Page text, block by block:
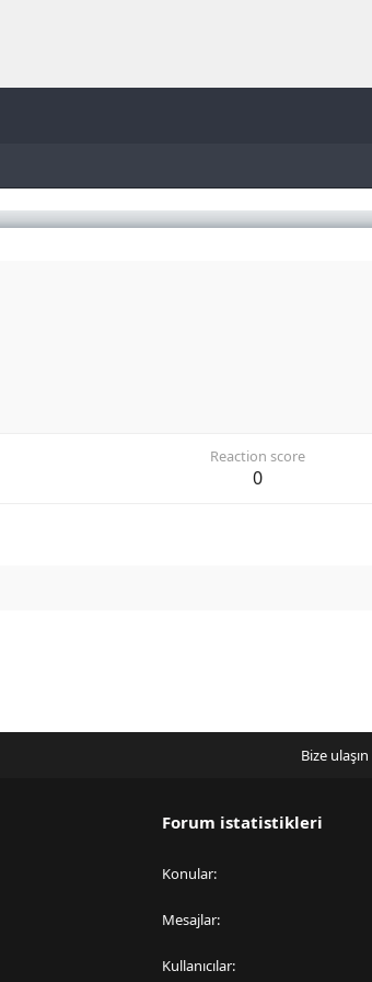
Reaction score
0
Bize ulaşın
Forum istatistikleri
Konular
Mesajlar
Kullanıcılar